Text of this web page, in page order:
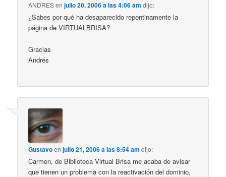
ANDRESenjulio 20, 2006 a las 4:06 am dijo:
¿Sabes por qué ha desaparecido repentinamente la
página de VIRTUALBRISA?
Gracias
Andrés
Gustavoenjulio 21, 2006 a las 8:54 am dijo:
Carmen, de Biblioteca Virtual Brisa me acaba de avisar
que tienen un problema con la reactivación del dominio,